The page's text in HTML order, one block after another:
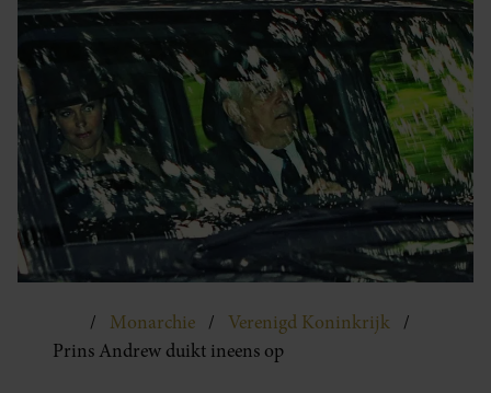
Monarchie
Verenigd Koninkrijk
Prins Andrew duikt ineens op